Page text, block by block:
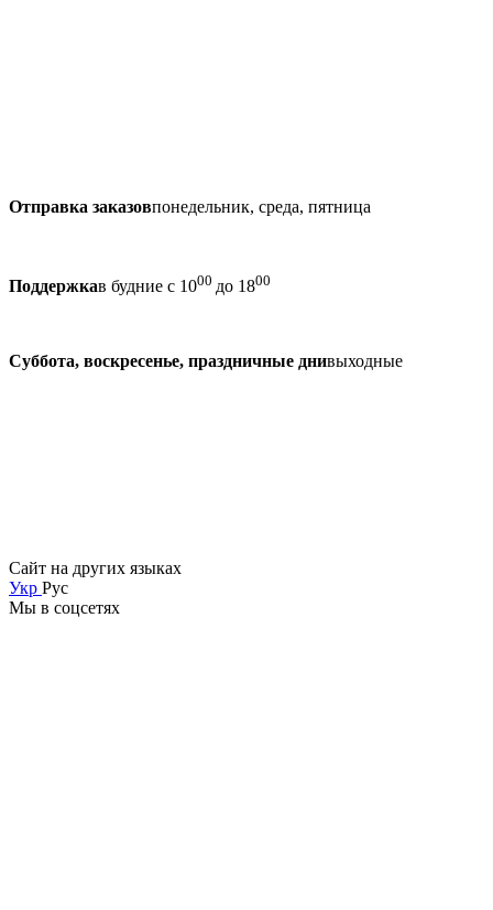
Отправка заказовпонедельник, среда, пятница
Поддержкав будние с 1000 до 1800
Суббота, воскресенье, праздничные днивыходные
Сайт на других языках
Укр Рус
Мы в соцсетях